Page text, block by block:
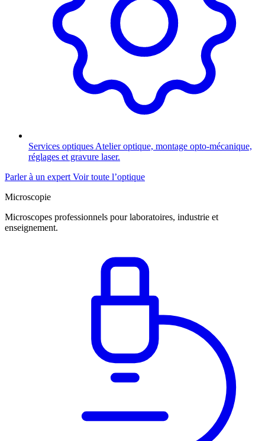
Services optiques Atelier optique, montage opto-mécanique,
réglages et gravure laser.
Parler à un expert Voir toute l’optique
Microscopie
Microscopes professionnels pour laboratoires, industrie et
enseignement.